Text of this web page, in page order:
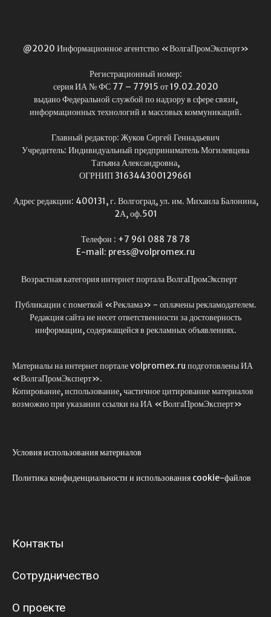
@2020 Информационное агентство «ВолгаПромЭксперт»
Регистрационный номер:
серия ИА № ФС 77 – 77915 от 19.02.2020
выдано Федеральной службой по надзору в сфере связи,
информационных технологий и массовых коммуникаций.
Главный редактор: Жуков Сергей Геннадьевич
Учредитель: Индивидуальный предприниматель Могилевцева
Татьяна Александровна,
ОГРНИП 316344300129661
Адрес редакции: 400131, г. Волгоград, ул. им. Михаила Балонина,
2А, оф.501
Телефон : +7 961 088 78 78
E-mail: press@volpromex.ru
Возрастная категория интернет портала ВолгаПромЭксперт
Публикации с пометкой «Реклама» - оплачены рекламодателем.
Редакция сайта не несет ответственности за достоверность
информации, содержащейся в рекламных объявлениях.
Материалы на интернет портале volpromex.ru подготовлены ИА
«ВолгаПромЭксперт».
Копирование, использование, частичное цитирование материалов
возможно при указании ссылки на ИА «ВолгаПромЭксперт»
Условия использования материалов
Политика конфиденциальности и использования cookie-файлов
Контакты
Сотрудничество
О проекте